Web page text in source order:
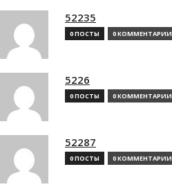
52235
0 ПОСТЫ 0 КОММЕНТАРИИ
5226
0 ПОСТЫ 0 КОММЕНТАРИИ
52287
0 ПОСТЫ 0 КОММЕНТАРИИ